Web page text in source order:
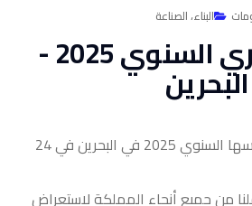
البناء،الصناعة
ملتقى سواري السنوي 2025 -
عقدت سواري بنجاح مجلسها السنوي 2025 في البحرين في 24
من جميع أنحاء المملكة لاستعراض